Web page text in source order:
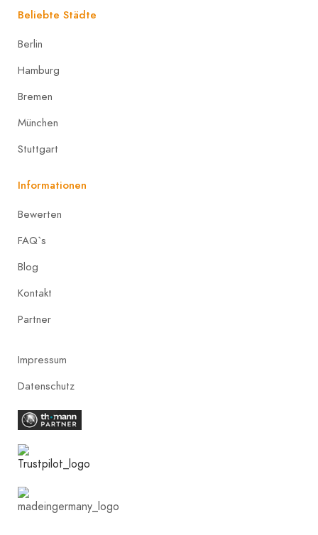
Beliebte Städte
Berlin
Hamburg
Bremen
München
Stuttgart
Informationen
Bewerten
FAQ`s
Blog
Kontakt
Partner
Impressum
Datenschutz